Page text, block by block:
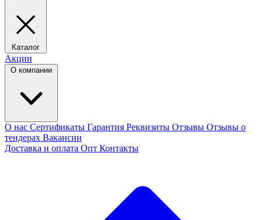
Каталог
Акции
О компании
О нас Сертификаты Гарантия Реквизиты Отзывы Отзывы о
тендерах Вакансии
Доставка и оплата Опт Контакты